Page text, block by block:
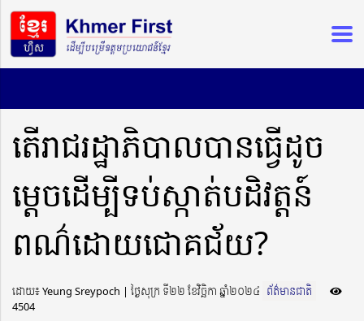
តើរាជរដ្ឋាភិបាលបានធ្វើដូច
ម្ដេចដើម្បីទប់ស្កាត់បដិវត្តន៍
ពណ៌ដោយជោគជ័យ?
ដោយ៖ Yeung Sreypoch ​​ | ថ្ងៃសុក្រ ទី២២ ខែវិច្ឆិកា ឆ្នាំ២០២៤ ព័ត៌មានជាតិ
4504